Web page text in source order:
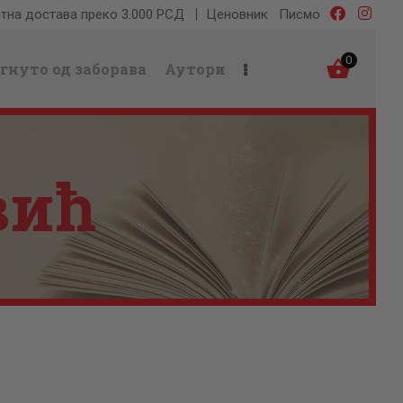
достава преко 3.000 РСД Ценовник Писмо
од заборава Аутори 0